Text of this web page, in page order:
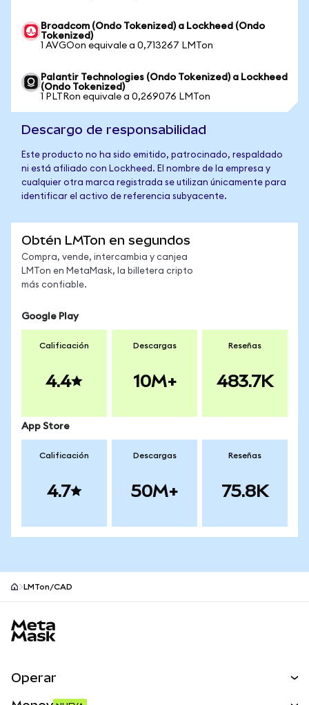
Broadcom (Ondo Tokenized) a Lockheed (Ondo
Tokenized)
1 AVGOon equivale a 0,713267 LMTon
Palantir Technologies (Ondo Tokenized) a Lockheed
(Ondo Tokenized)
1 PLTRon equivale a 0,269076 LMTon
Descargo de responsabilidad
Este producto no ha sido emitido, patrocinado, respaldado
ni está afiliado con Lockheed. El nombre de la empresa y
cualquier otra marca registrada se utilizan únicamente para
identificar el activo de referencia subyacente.
Obtén LMTon en segundos
Compra, vende, intercambia y canjea
LMTon en MetaMask, la billetera cripto
más confiable.
Google Play
Calificación
4.4
Descargas
10M+
Reseñas
483.7K
App Store
Calificación
4.7
Descargas
50M+
Reseñas
75.8K
LMTon/CAD
Operar